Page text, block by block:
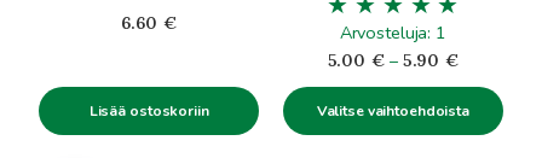
6.60 €
Lisää ostoskoriin
Arvosteluja: 1
5.00 € – 5.90 €
5.00€
-
Valitse vaihtoehdoista